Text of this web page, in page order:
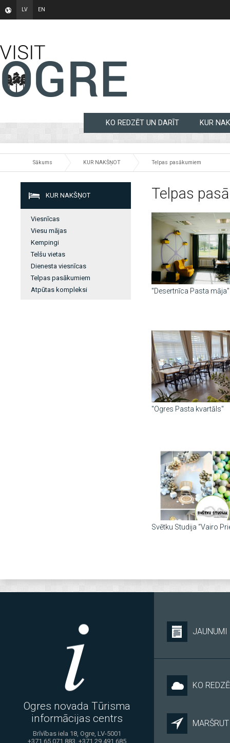
LV EN
KO REDZĒT UN DARĪT KUR
Sākums KUR NAKŠŅOT Telpas pasākumiem
KUR NAKŠŅOT
Viesnīcas
Viesu mājas
Kempingi
Telšu vietas
Dienesta viesnīcas
Telpas pasākumiem
Atpūtas kompleksi
Telpas
"Desertnīca Pasta māja"
"Ogres Pasta kvartāls"
Svētku Studija “Vairo
Ogres novada Tūrisma
informācijas centrs
Brīvības iela 18, Ogre, LV-5001
+371 65 071 883, +371 29 491 685
JAUNUMI
KO